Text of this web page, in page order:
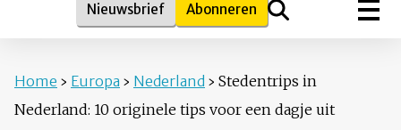
Nieuwsbrief Abonneren
Home › Europa › Nederland › Stedentrips in
Nederland: 10 originele tips voor een dagje uit